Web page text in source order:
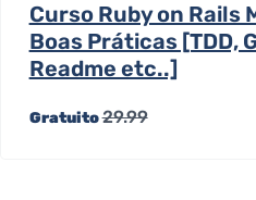
Curso Ruby on Rails
Boas Práticas [TDD,
Readme etc..]
Gratuito29.99